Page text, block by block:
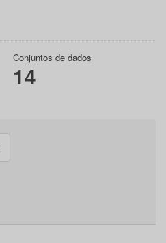
Conjuntos de dados
14